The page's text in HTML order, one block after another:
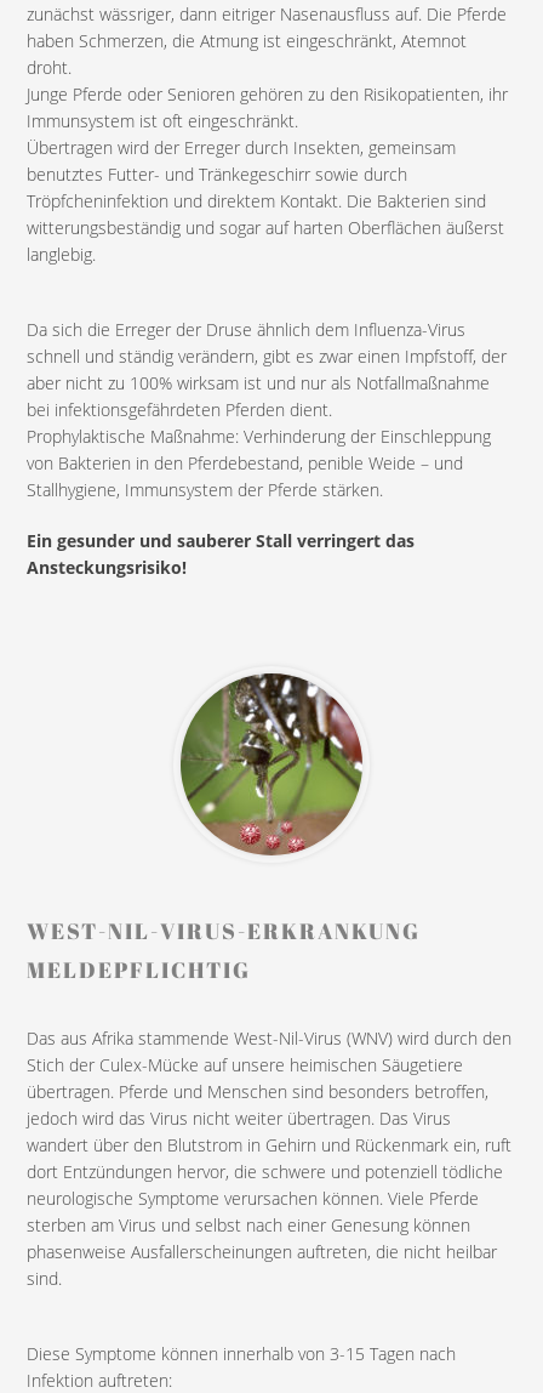
zunächst wässriger, dann eitriger Nasenausfluss auf. Die Pferde
haben Schmerzen, die Atmung ist eingeschränkt, Atemnot
droht.
Junge Pferde oder Senioren gehören zu den Risikopatienten, ihr
Immunsystem ist oft eingeschränkt.
Übertragen wird der Erreger durch Insekten, gemeinsam
benutztes Futter- und Tränkegeschirr sowie durch
Tröpfcheninfektion und direktem Kontakt. Die Bakterien sind
witterungsbeständig und sogar auf harten Oberflächen äußerst
langlebig.
Da sich die Erreger der Druse ähnlich dem Influenza-Virus
schnell und ständig verändern, gibt es zwar einen Impfstoff, der
aber nicht zu 100% wirksam ist und nur als Notfallmaßnahme
bei infektionsgefährdeten Pferden dient.
Prophylaktische Maßnahme: Verhinderung der Einschleppung
von Bakterien in den Pferdebestand, penible Weide – und
Stallhygiene, Immunsystem der Pferde stärken.
Ein gesunder und sauberer Stall verringert das
Ansteckungsrisiko!
WEST-NIL-VIRUS-ERKRANKUNG
MELDEPFLICHTIG
Das aus Afrika stammende West-Nil-Virus (WNV) wird durch den
Stich der Culex-Mücke auf unsere heimischen Säugetiere
übertragen. Pferde und Menschen sind besonders betroffen,
jedoch wird das Virus nicht weiter übertragen. Das Virus
wandert über den Blutstrom in Gehirn und Rückenmark ein, ruft
dort Entzündungen hervor, die schwere und potenziell tödliche
neurologische Symptome verursachen können. Viele Pferde
sterben am Virus und selbst nach einer Genesung können
phasenweise Ausfallerscheinungen auftreten, die nicht heilbar
sind.
Diese Symptome können innerhalb von 3-15 Tagen nach
Infektion auftreten: